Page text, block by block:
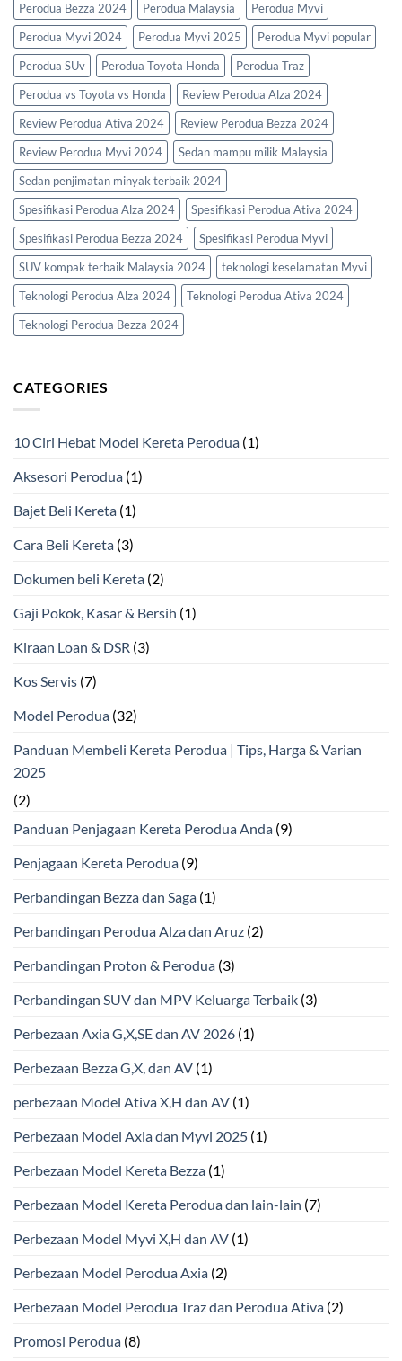
Perodua Bezza 2024
Perodua Malaysia
Perodua Myvi
Perodua Myvi 2024
Perodua Myvi 2025
Perodua Myvi popular
Perodua SUv
Perodua Toyota Honda
Perodua Traz
Perodua vs Toyota vs Honda
Review Perodua Alza 2024
Review Perodua Ativa 2024
Review Perodua Bezza 2024
Review Perodua Myvi 2024
Sedan mampu milik Malaysia
Sedan penjimatan minyak terbaik 2024
Spesifikasi Perodua Alza 2024
Spesifikasi Perodua Ativa 2024
Spesifikasi Perodua Bezza 2024
Spesifikasi Perodua Myvi
SUV kompak terbaik Malaysia 2024
teknologi keselamatan Myvi
Teknologi Perodua Alza 2024
Teknologi Perodua Ativa 2024
Teknologi Perodua Bezza 2024
CATEGORIES
10 Ciri Hebat Model Kereta Perodua (1)
Aksesori Perodua (1)
Bajet Beli Kereta (1)
Cara Beli Kereta (3)
Dokumen beli Kereta (2)
Gaji Pokok, Kasar & Bersih (1)
Kiraan Loan & DSR (3)
Kos Servis (7)
Model Perodua (32)
Panduan Membeli Kereta Perodua | Tips, Harga & Varian
2025
(2)
Panduan Penjagaan Kereta Perodua Anda (9)
Penjagaan Kereta Perodua (9)
Perbandingan Bezza dan Saga (1)
Perbandingan Perodua Alza dan Aruz (2)
Perbandingan Proton & Perodua (3)
Perbandingan SUV dan MPV Keluarga Terbaik (3)
Perbezaan Axia G,X,SE dan AV 2026 (1)
Perbezaan Bezza G,X, dan AV (1)
perbezaan Model Ativa X,H dan AV (1)
Perbezaan Model Axia dan Myvi 2025 (1)
Perbezaan Model Kereta Bezza (1)
Perbezaan Model Kereta Perodua dan lain-lain (7)
Perbezaan Model Myvi X,H dan AV (1)
Perbezaan Model Perodua Axia (2)
Perbezaan Model Perodua Traz dan Perodua Ativa (2)
Promosi Perodua (8)